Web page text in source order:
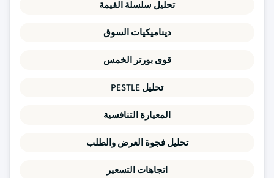
تحليل سلسلة القيمة
ديناميكيات السوق
قوى بورتر الخمس
تحليل PESTLE
المعيارة التنافسية
تحليل فجوة العرض والطلب
اتجاهات التسعير